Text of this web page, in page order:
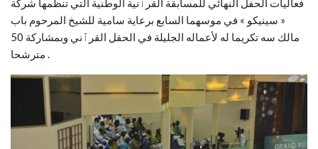
فعاليات الحفل النهائي للمسابقة القرٱنية الوطنية التي تنظمها شركة
« سينيكو » في موسهما السابع برعاية سامية للشيخ المرحوم باب
مالك سه تكريما له لأعماله الجليلة في الحقل القرٱني وبمشاركة 50
مترشحا .